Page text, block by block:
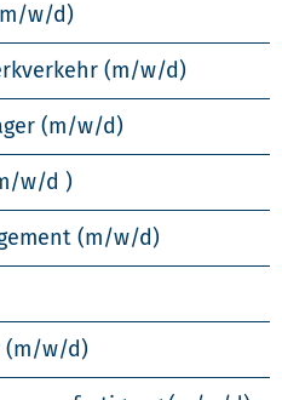
w/d)
(m/w/d)
(m/w/d)
w/d )
(m/w/d)
(m/w/d)